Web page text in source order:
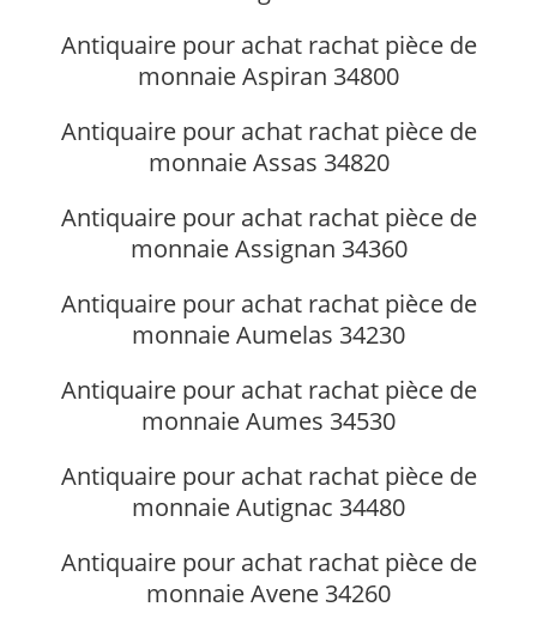
Antiquaire pour achat rachat pièce de
monnaie Aspiran 34800
Antiquaire pour achat rachat pièce de
monnaie Assas 34820
Antiquaire pour achat rachat pièce de
monnaie Assignan 34360
Antiquaire pour achat rachat pièce de
monnaie Aumelas 34230
Antiquaire pour achat rachat pièce de
monnaie Aumes 34530
Antiquaire pour achat rachat pièce de
monnaie Autignac 34480
Antiquaire pour achat rachat pièce de
monnaie Avene 34260